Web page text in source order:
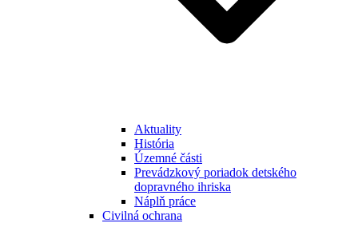
Aktuality
História
Územné části
Prevádzkový poriadok detského
dopravného ihriska
Náplň práce
Civilná ochrana